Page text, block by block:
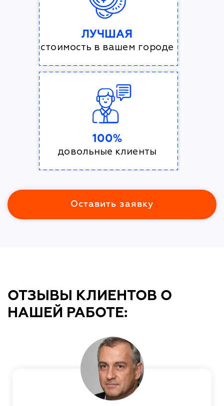
ЛУЧШАЯ
стоимость в вашем городе
100%
довольные клиенты
Оставить заявку
ОТЗЫВЫ КЛИЕНТОВ О
НАШЕЙ РАБОТЕ: